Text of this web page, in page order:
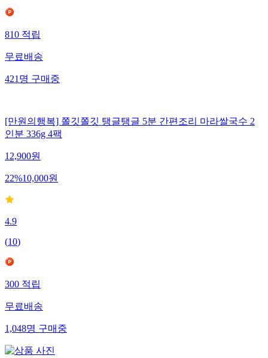
810적립
무료배송
421명구매중
[만원의행복] 쫄깃쫄깃 탱글탱글 5분 간편조리 마라쌀국수 2
인분 336g 4팩
12,900원
22%10,000원
4.9
(10)
300적립
무료배송
1,048명구매중